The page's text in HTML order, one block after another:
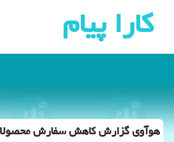
كارا پیام
هوآوی گزارش كاهش سفارش